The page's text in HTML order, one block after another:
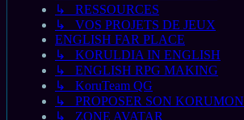
↳ RESSOURCES
↳ VOS PROJETS DE JEUX
ENGLISH FAR PLACE
↳ KORULDIA IN ENGLISH
↳ ENGLISH RPG MAKING
↳ KoruTeam QG
↳ PROPOSER SON KORUMON
↳ ZONE AVATAR